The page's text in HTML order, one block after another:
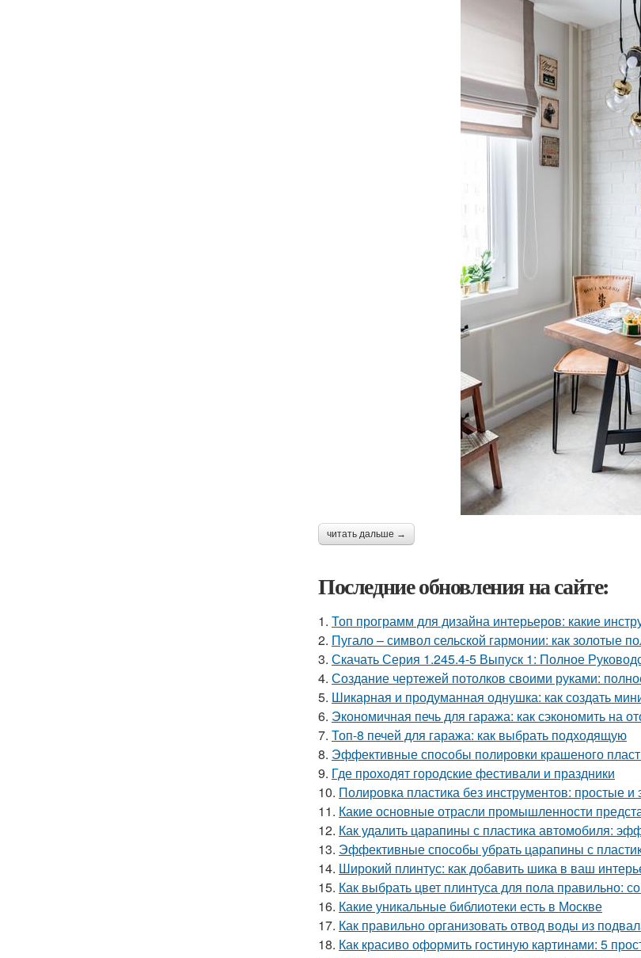
читать дальше →
Последние обновления на сайте:
1. Топ программ для дизайна интерьеров: какие
2. Пугало – символ сельской гармонии: как золотые
3. Скачать Серия 1.245.4-5 Выпуск 1: Полное
4. Создание чертежей потолков своими руками:
5. Шикарная и продуманная однушка: как создать
6. Экономичная печь для гаража: как сэкономить на
7. Топ-8 печей для гаража: как выбрать подходящую
8. Эффективные способы полировки крашеного
9. Где проходят городские фестивали и праздники
10. Полировка пластика без инструментов: простые
11. Какие основные отрасли промышленности
12. Как удалить царапины с пластика автомобиля:
13. Эффективные способы убрать царапины с
14. Широкий плинтус: как добавить шика в ваш
15. Как выбрать цвет плинтуса для пола правильно:
16. Какие уникальные библиотеки есть в Москве
17. Как правильно организовать отвод воды из
18. Как красиво оформить гостиную картинами: 5